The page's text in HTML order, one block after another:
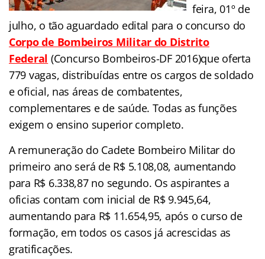
feira, 01º de
julho, o tão aguardado edital para o concurso do
Corpo de Bombeiros Militar do Distrito
Federal (Concurso Bombeiros-DF 2016)que oferta
779 vagas, distribuídas entre os cargos de soldado
e oficial, nas áreas de combatentes,
complementares e de saúde. Todas as funções
exigem o ensino superior completo.
A remuneração do Cadete Bombeiro Militar do
primeiro ano será de R$ 5.108,08, aumentando
para R$ 6.338,87 no segundo. Os aspirantes a
oficias contam com inicial de R$ 9.945,64,
aumentando para R$ 11.654,95, após o curso de
formação, em todos os casos já acrescidas as
gratificações.